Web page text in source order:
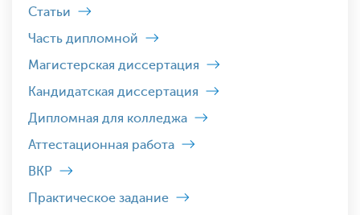
Статьи
Часть дипломной
Магистерская диссертация
Кандидатская диссертация
Дипломная для колледжа
Аттестационная работа
ВКР
Практическое задание